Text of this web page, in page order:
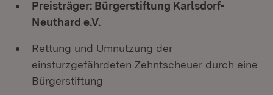
Preisträger: Bürgerstiftung Karlsdorf-
Neuthard e.V.
Rettung und Umnutzung der
einsturzgefährdeten Zehntscheuer durch eine
Bürgerstiftung